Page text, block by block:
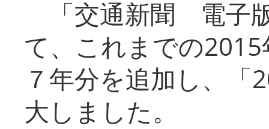
「交通新聞 電子
て、これまでの
７年分を追加し、「
大しまし